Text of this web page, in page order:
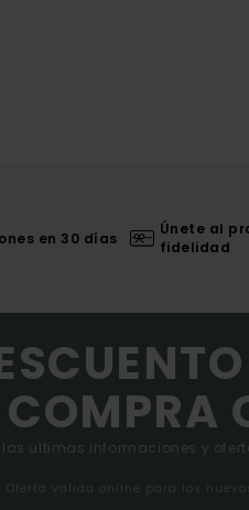
en 30 días
Únete al
fidelidad
ultimas informaciones y
Oferta valida online para los